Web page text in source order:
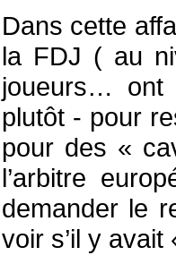
Dans cette
la FDJ ( au
joueurs… ont
plutôt - pour
pour des «
l’arbitre
demander le
voir s’il y